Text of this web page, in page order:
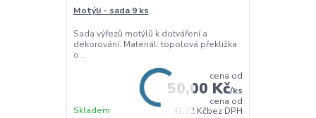
Motýli - sada 9 ks
Sada výřezů motýlů k dotváření a
dekorování. Materiál: topolová překližka
o...
cena od
50,00 Kč/ks
cena od
41,32 Kčbez DPH
Skladem